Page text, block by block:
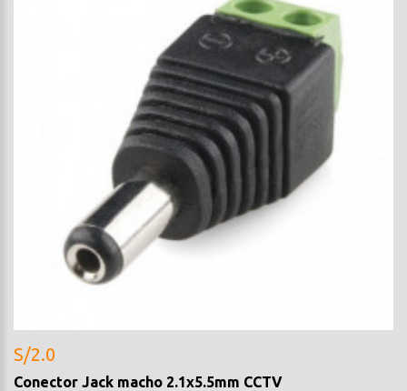
S/2.0
Conector Jack macho 2.1x5.5mm CCTV